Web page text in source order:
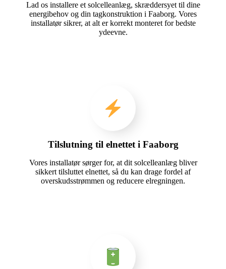
Lad os installere et solcelleanlæg, skræddersyet til dine
energibehov og din tagkonstruktion i Faaborg. Vores
installatør sikrer, at alt er korrekt monteret for bedste
ydeevne.
Tilslutning til elnettet i Faaborg
Vores installatør sørger for, at dit solcelleanlæg bliver
sikkert tilsluttet elnettet, så du kan drage fordel af
overskudsstrømmen og reducere elregningen.